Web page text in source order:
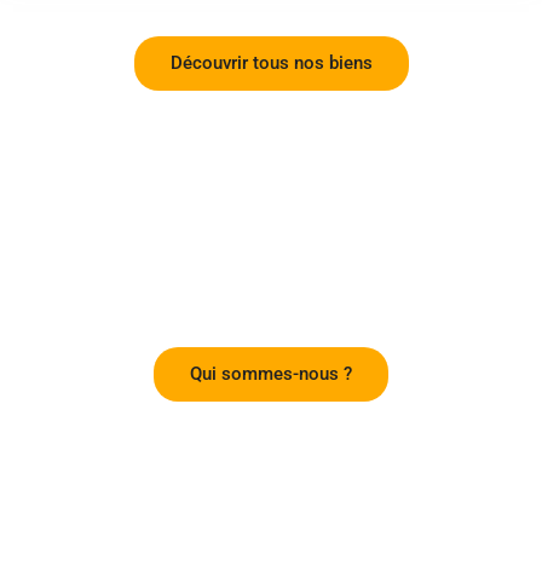
Découvrir tous nos biens
Qui sommes-nous ?